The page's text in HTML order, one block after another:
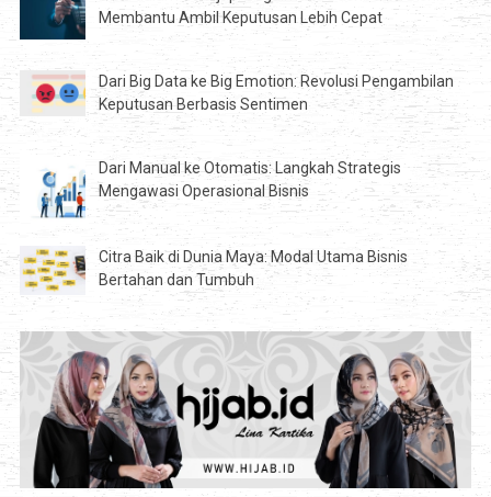
Membantu Ambil Keputusan Lebih Cepat
Dari Big Data ke Big Emotion: Revolusi Pengambilan
Keputusan Berbasis Sentimen
Dari Manual ke Otomatis: Langkah Strategis
Mengawasi Operasional Bisnis
Citra Baik di Dunia Maya: Modal Utama Bisnis
Bertahan dan Tumbuh